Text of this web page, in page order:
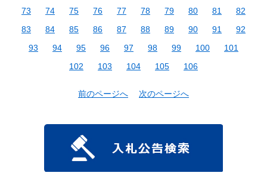
73
74 75 76 77 78 79 80 81
82
83
84 85 86 87 88 89 90 91
92
93
94 95 96 97 98 99 100
101
102
103 104 105 106
前のページへ 次のページへ